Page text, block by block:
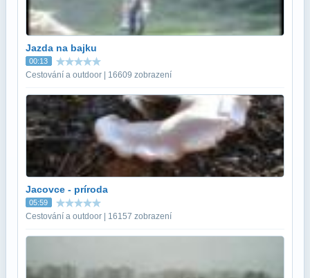
Jazda na bajku
00:13
Cestování a outdoor | 16609 zobrazení
Jacovce - príroda
05:59
Cestování a outdoor | 16157 zobrazení